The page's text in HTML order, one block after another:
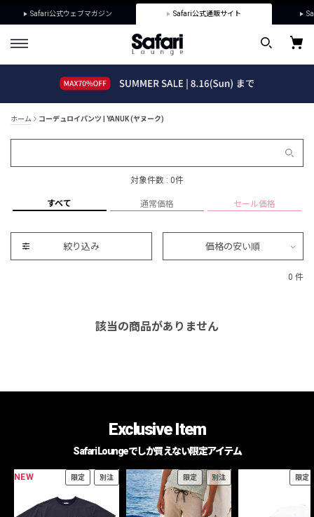
Safari公式ウェブマガジン Safari公式通販サイト
ホーム コーデュロイパンツ | YANUK (ヤヌーク)
対象件数 : 0件
すべて 通常価格 セール価格
絞り込み 価格の安い順
0 件
該当の商品がありません
Exclusive Item
Safari Loungeでしか買えない限定アイテム
NEW 限定 別注 限定 別注 限定